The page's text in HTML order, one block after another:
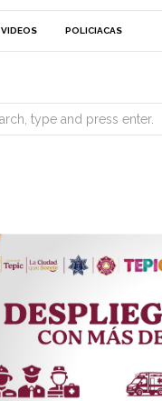
VIDEOS POLICIACAS